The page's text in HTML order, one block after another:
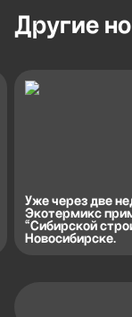
Другие
Уже через две
Экотермикс
“Сибирской
Новосибирске.